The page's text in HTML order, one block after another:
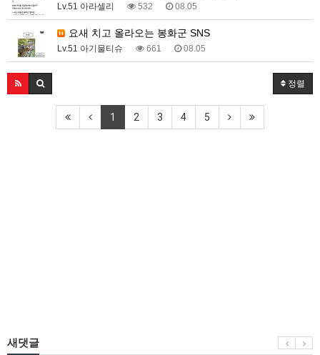
Lv.51 아라셀리 532 08.05
요새 치고 올라오는 봉화군 SNS
Lv.51 아기물티슈 661 08.05
정렬
1 2 3 4 5
새댓글